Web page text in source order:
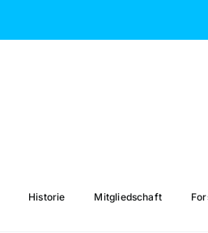
Historie Mitgliedschaft